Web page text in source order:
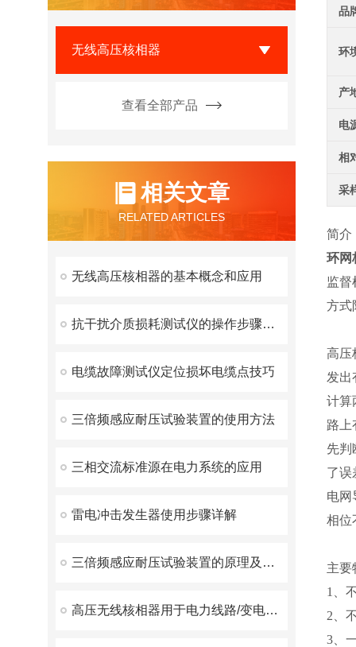
无线高压核相器
查看全部产品
相关文章
RELATED ARTICLES
无线高压核相器的基本概念和应用
抗干扰介质损耗测试仪的操作步骤与注意事项
电缆故障测试仪定位损坏电缆点技巧
三倍频感应耐压试验装置的使用方法
三相交流标准源在电力系统的应用
雷电冲击发生器使用步骤详解
三倍频感应耐压试验装置的原理及日常维护策略
高压无线核相器用于电力线路/变电所的相位和相序校验
品
环
产
电
相
采
简介
环网
监督
方式
高压
发出
计算
路上
先判
了误
电网
相位
主要
1、
2、
3、